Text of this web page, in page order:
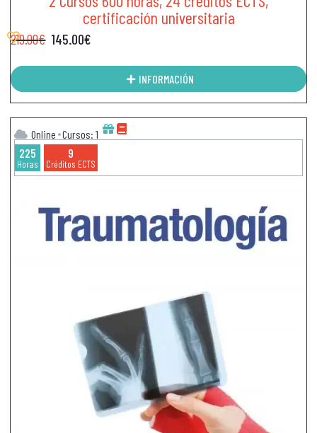
certificación universitaria
219.00€ 145.00€
INFORMACIÓN
Online Cursos: 1
225
Horas
9
Créditos ECTS